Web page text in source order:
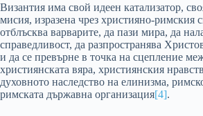
Византия има свой идеен катализатор,
мисия, изразена чрез християно-римския
отблъсква варварите, да пази мира, да
справедливост, да разпространява
и да се превърне в точка на сцепление
християнската вяра, християнския
духовното наследство на елинизма,
римската държавна организация[4].